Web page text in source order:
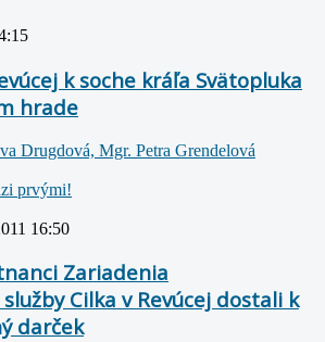
k soche kráľa Svätopluka
hrade
Drugdová, Mgr. Petra Grendelová
prvými!
16:50
Zariadenia
Cilka v Revúcej dostali k
darček